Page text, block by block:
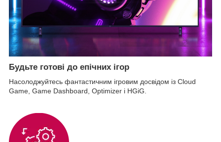
Будьте готові до епічних ігор
Насолоджуйтесь фантастичним ігровим досвідом із Cloud
Game, Game Dashboard, Optimizer і HGiG.